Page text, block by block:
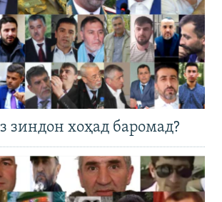
зиндон хоҳад баромад?